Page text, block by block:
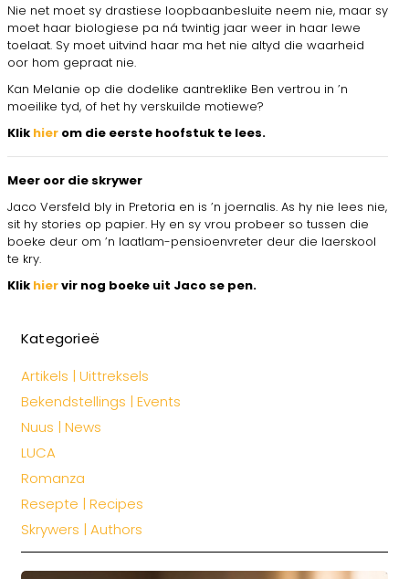
Nie net moet sy drastiese loopbaanbesluite neem nie, maar sy
moet haar biologiese pa ná twintig jaar weer in haar lewe
toelaat. Sy moet uitvind haar ma het nie altyd die waarheid
oor hom gepraat nie.
Kan Melanie op die dodelike aantreklike Ben vertrou in ’n
moeilike tyd, of het hy verskuilde motiewe?
Klik hier om die eerste hoofstuk te lees.
Meer oor die skrywer
Jaco Versfeld bly in Pretoria en is ’n joernalis. As hy nie lees nie,
sit hy stories op papier. Hy en sy vrou probeer so tussen die
boeke deur om ’n laatlam-pensioenvreter deur die laerskool
te kry.
Klik hiervir nog boeke uit Jaco se pen.
Kategorieë
Artikels | Uittreksels
Bekendstellings | Events
Nuus | News
LUCA
Romanza
Resepte | Recipes
Skrywers | Authors